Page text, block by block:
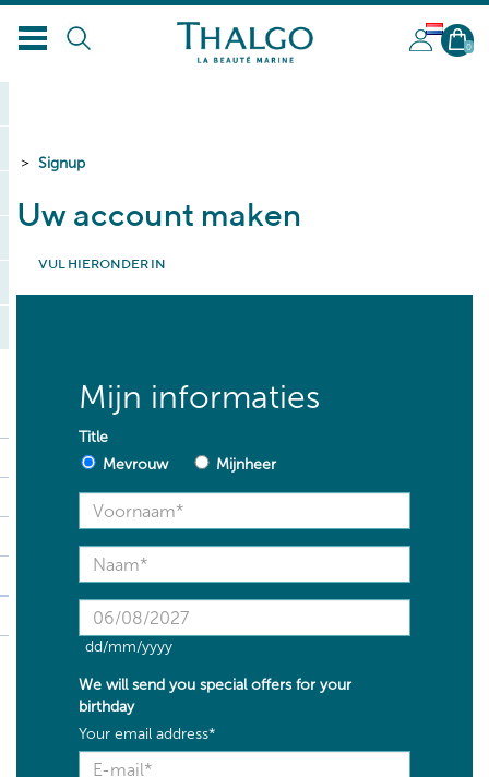
NL
0
Signup
Uw account maken
VUL HIERONDER IN
Mijn informaties
Title
Mevrouw
Mijnheer
dd/mm/yyyy
We will send you special offers for your
birthday
Your email address*